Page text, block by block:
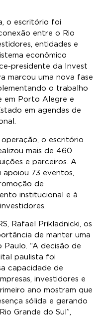
o escritório foi
entre o Rio
entidades e
econômico
presidente da Invest
marcou uma nova fase
o trabalho
em Porto Alegre e
em agendas de
o escritório
mais de 460
e parceiros. A
73 eventos,
de
institucional e à
Rafael Prikladnicki, os
de manter uma
Paulo. “A decisão de
paulista foi
capacidade de
investidores e
ano mostram que
sólida e gerando
Grande do Sul”,